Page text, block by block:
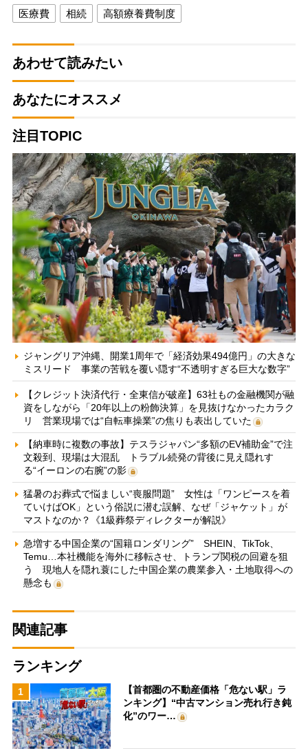
医療費 相続 高額療養費制度
あわせて読みたい
あなたにオススメ
注目TOPIC
ジャングリア沖縄、開業1周年で「経済効果494億円」の大きな
ミスリード 事業の苦戦を覆い隠す“不透明すぎる巨大な数字”
【クレジット決済代行・全東信が破産】63社もの金融機関が融
資をしながら「20年以上の粉飾決算」を見抜けなかったカラク
リ 営業現場では“自転車操業”の焦りも表出していた
【納車時に複数の事故】テスラジャパン“多額のEV補助金”で注
文殺到、現場は大混乱 トラブル続発の背後に見え隠れす
る“イーロンの右腕”の影
猛暑のお葬式で悩ましい“喪服問題” 女性は「ワンピースを着
ていけばOK」という俗説に潜む誤解、なぜ「ジャケット」が
マストなのか？《1級葬祭ディレクターが解説》
急増する中国企業の“国籍ロンダリング” SHEIN、TikTok、
Temu…本社機能を海外に移転させ、トランプ関税の回避を狙
う 現地人を隠れ蓑にした中国企業の農業参入・土地取得への
懸念も
関連記事
ランキング
1
【首都圏の不動産価格「危ない駅」ラ
ンキング】“中古マンション売れ行き鈍
化”のワー…